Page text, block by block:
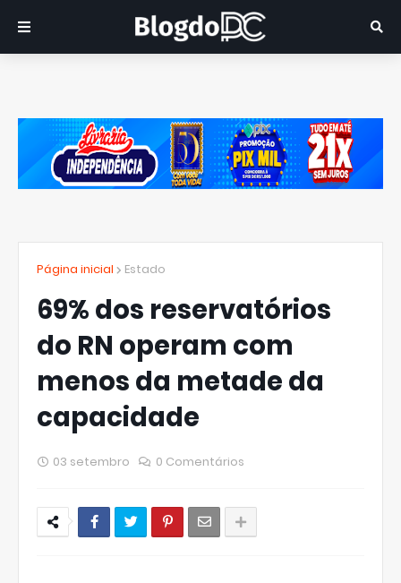
Página inicial Estado
69% dos reservatórios
do RN operam com
menos da metade da
capacidade
03 setembro 0 Comentários